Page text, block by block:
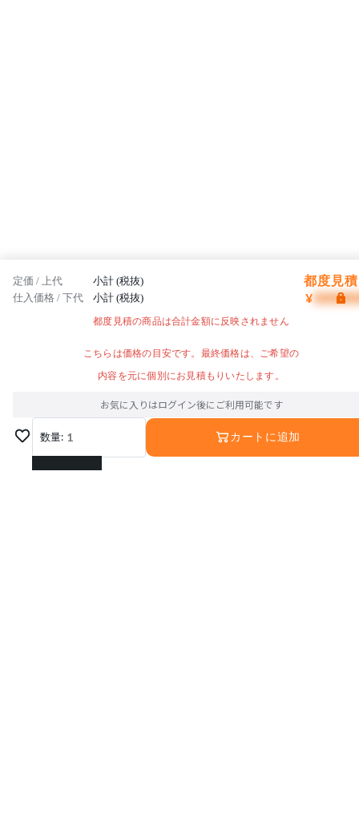
定価 / 上代 小計 (税抜) 都度見
仕入価格 / 下代 小計 (税抜) ¥
都度見積の商品は合計金額に反映されません
こちらは価格の目安です。最終価格は、ご希望の
内容を元に個別にお見積もりいたします。
お気に入りはログイン後にご利用可能です
数量: 1
1
カートに追加